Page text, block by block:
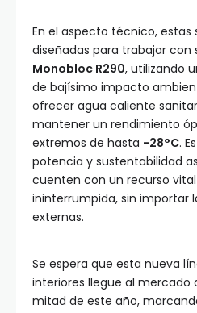
En el aspecto técnico, estas
diseñadas para trabajar con
Monobloc R290, utilizando
de bajísimo impacto
ofrecer agua caliente
mantener un rendimiento
extremos de hasta -28°C.
potencia y sustentabilidad
cuenten con un recurso
ininterrumpida, sin importar
externas.
Se espera que esta nueva
interiores llegue al mercado
mitad de este año,